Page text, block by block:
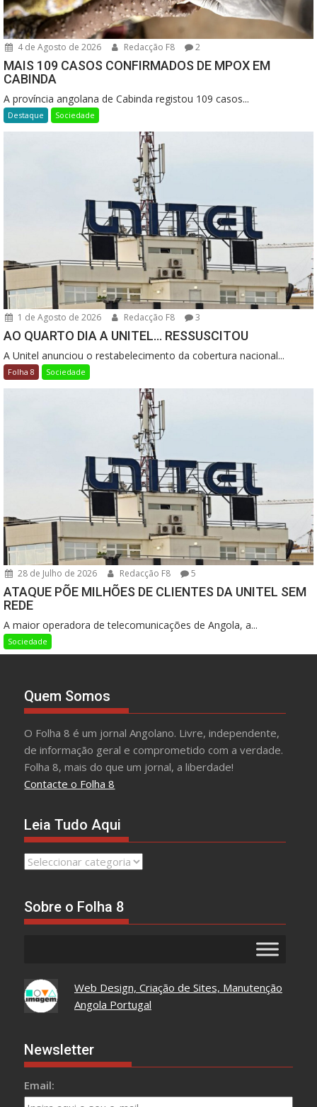
4 de Agosto de 2026 Redacção F8 2
MAIS 109 CASOS CONFIRMADOS DE MPOX EM
CABINDA
A província angolana de Cabinda registou 109 casos...
Destaque Sociedade
1 de Agosto de 2026 Redacção F8 3
AO QUARTO DIA A UNITEL… RESSUSCITOU
A Unitel anunciou o restabelecimento da cobertura nacional...
Folha 8 Sociedade
28 de Julho de 2026 Redacção F8 5
ATAQUE PÕE MILHÕES DE CLIENTES DA UNITEL SEM
REDE
A maior operadora de telecomunicações de Angola, a...
Sociedade
Quem Somos
O Folha 8 é um jornal Angolano. Livre, independente,
de informação geral e comprometido com a verdade.
Folha 8, mais do que um jornal, a liberdade!
Contacte o Folha 8
Leia Tudo Aqui
Leia
Sobre o Folha 8
Web Design, Criação de Sites, Manutenção
Angola Portugal
Newsletter
Email: